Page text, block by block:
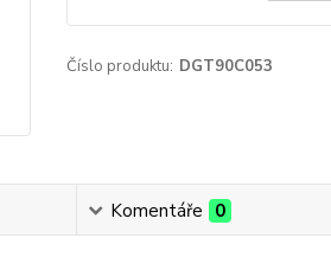
Číslo produktu: DGT90C053
Komentáře 0